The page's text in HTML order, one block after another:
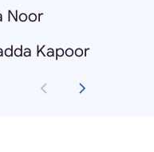
Noor
Kapoor